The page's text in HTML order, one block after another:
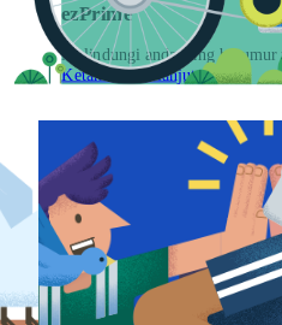
ezPrime
Melindungi anda yang berumur
Ketahui lebih lanjut